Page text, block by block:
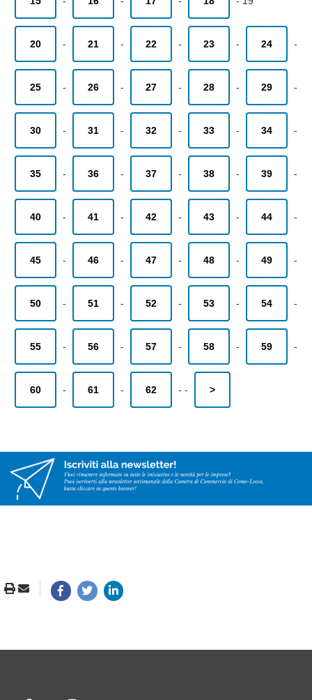
20 - 21 - 22 - 23 - 24 -
25 - 26 - 27 - 28 - 29 -
30 - 31 - 32 - 33 - 34 -
35 - 36 - 37 - 38 - 39 -
40 - 41 - 42 - 43 - 44 -
45 - 46 - 47 - 48 - 49 -
50 - 51 - 52 - 53 - 54 -
55 - 56 - 57 - 58 - 59 -
60 - 61 - 62 - - >